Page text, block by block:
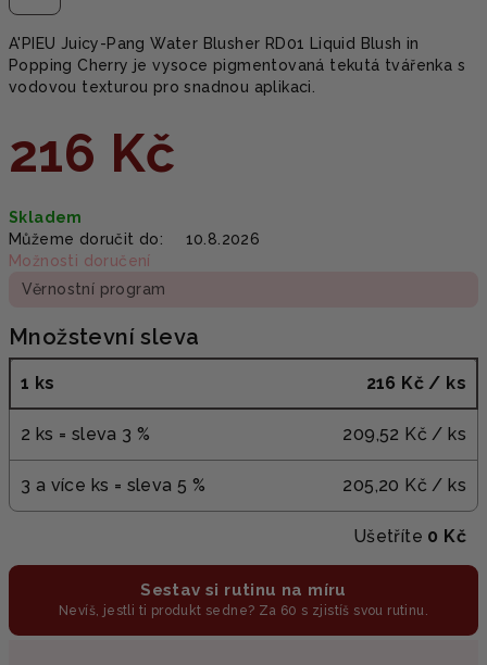
A'PIEU Juicy-Pang Water Blusher RD01 Liquid Blush in
Popping Cherry je vysoce pigmentovaná tekutá tvářenka s
vodovou texturou pro snadnou aplikaci.
216 Kč
cena:
Skladem
Můžeme doručit do:
10.8.2026
Možnosti doručení
Věrnostní program
Množstevní sleva
1 ks 216 Kč / ks
2 ks = sleva 3 % 209,52 Kč / ks
3 a více ks = sleva 5 % 205,20 Kč / ks
Ušetříte 0 Kč
Sestav si rutinu na míru
Nevíš, jestli ti produkt sedne? Za 60 s zjistíš svou rutinu.